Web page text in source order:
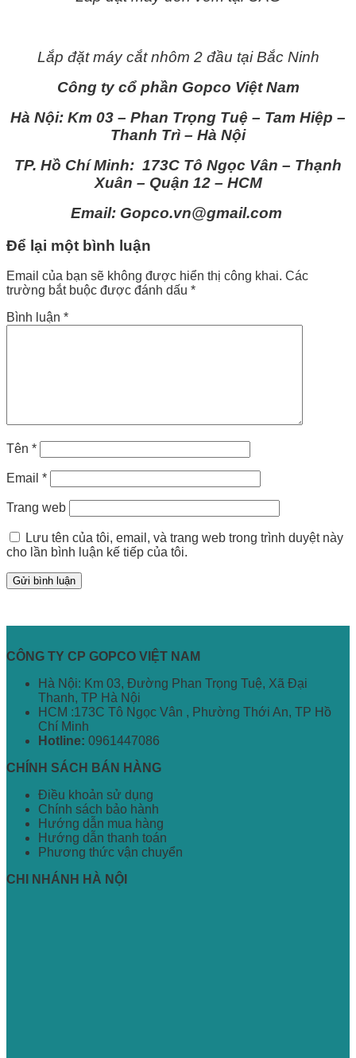
Lắp đặt máy cắt nhôm 2 đầu tại Bắc Ninh
Công ty cổ phần Gopco Việt Nam
Hà Nội: Km 03 – Phan Trọng Tuệ – Tam Hiệp –
Thanh Trì – Hà Nội
TP. Hồ Chí Minh: 173C Tô Ngọc Vân – Thạnh
Xuân – Quận 12 – HCM
Email: Gopco.vn@gmail.com
Để lại một bình luận
Email của bạn sẽ không được hiển thị công khai. Các
trường bắt buộc được đánh dấu *
Bình luận *
Tên *
Email *
Trang web
Lưu tên của tôi, email, và trang web trong trình duyệt này
cho lần bình luận kế tiếp của tôi.
CÔNG TY CP GOPCO VIỆT NAM
Hà Nội: Km 03, Đường Phan Trọng Tuệ, Xã Đại
Thanh, TP Hà Nội
HCM :173C Tô Ngọc Vân , Phường Thới An, TP Hồ
Chí Minh
Hotline: 0961447086
CHÍNH SÁCH BÁN HÀNG
Điều khoản sử dụng
Chính sách bảo hành
Hướng dẫn mua hàng
Hướng dẫn thanh toán
Phương thức vận chuyển
CHI NHÁNH HÀ NỘI